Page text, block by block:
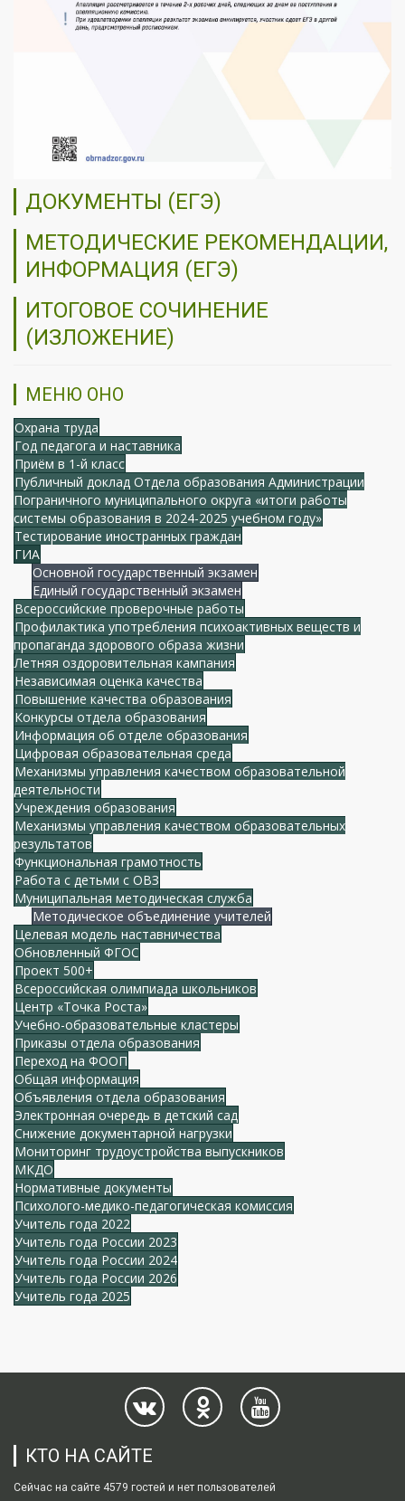
ДОКУМЕНТЫ (ЕГЭ)
МЕТОДИЧЕСКИЕ РЕКОМЕНДАЦИИ,
ИНФОРМАЦИЯ (ЕГЭ)
ИТОГОВОЕ СОЧИНЕНИЕ
(ИЗЛОЖЕНИЕ)
МЕНЮ ОНО
Охрана труда
Год педагога и наставника
Приём в 1-й класс
Публичный доклад Отдела образования Администрации
Пограничного муниципального округа «итоги работы
системы образования в 2024-2025 учебном году»
Тестирование иностранных граждан
ГИА
Основной государственный экзамен
Единый государственный экзамен
Всероссийские проверочные работы
Профилактика употребления психоактивных веществ и
пропаганда здорового образа жизни
Летняя оздоровительная кампания
Независимая оценка качества
Повышение качества образования
Конкурсы отдела образования
Информация об отделе образования
Цифровая образовательная среда
Механизмы управления качеством образовательной
деятельности
Учреждения образования
Механизмы управления качеством образовательных
результатов
Функциональная грамотность
Работа с детьми с ОВЗ
Муниципальная методическая служба
Методическое объединение учителей
Целевая модель наставничества
Обновленный ФГОС
Проект 500+
Всероссийская олимпиада школьников
Центр «Точка Роста»
Учебно-образовательные кластеры
Приказы отдела образования
Переход на ФООП
Общая информация
Объявления отдела образования
Электронная очередь в детский сад
Снижение документарной нагрузки
Мониторинг трудоустройства выпускников
МКДО
Нормативные документы
Психолого-медико-педагогическая комиссия
Учитель года 2022
Учитель года России 2023
Учитель года России 2024
Учитель года России 2026
Учитель года 2025
КТО НА САЙТЕ
Сейчас на сайте 4579 гостей и нет пользователей